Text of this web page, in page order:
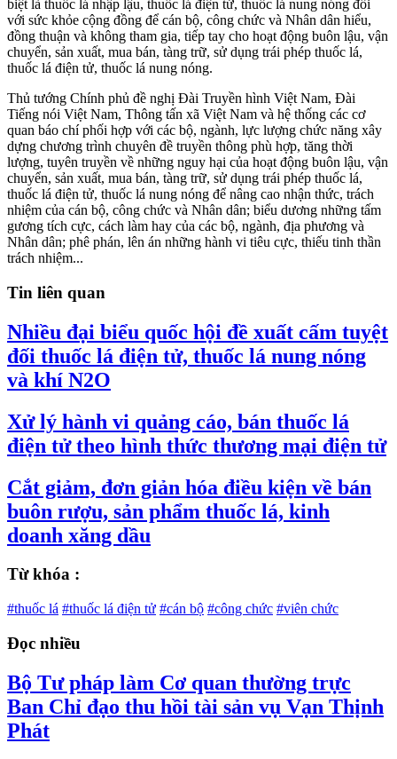
biệt là thuốc lá nhập lậu, thuốc lá điện tử, thuốc lá nung nóng đối
với sức khỏe cộng đồng để cán bộ, công chức và Nhân dân hiểu,
đồng thuận và không tham gia, tiếp tay cho hoạt động buôn lậu, vận
chuyển, sản xuất, mua bán, tàng trữ, sử dụng trái phép thuốc lá,
thuốc lá điện tử, thuốc lá nung nóng.
Thủ tướng Chính phủ đề nghị Đài Truyền hình Việt Nam, Đài
Tiếng nói Việt Nam, Thông tấn xã Việt Nam và hệ thống các cơ
quan báo chí phối hợp với các bộ, ngành, lực lượng chức năng xây
dựng chương trình chuyên đề truyền thông phù hợp, tăng thời
lượng, tuyên truyền về những nguy hại của hoạt động buôn lậu, vận
chuyển, sản xuất, mua bán, tàng trữ, sử dụng trái phép thuốc lá,
thuốc lá điện tử, thuốc lá nung nóng để nâng cao nhận thức, trách
nhiệm của cán bộ, công chức và Nhân dân; biểu dương những tấm
gương tích cực, cách làm hay của các bộ, ngành, địa phương và
Nhân dân; phê phán, lên án những hành vi tiêu cực, thiếu tinh thần
trách nhiệm...
Tin liên quan
Nhiều đại biểu quốc hội đề xuất cấm tuyệt
đối thuốc lá điện tử, thuốc lá nung nóng
và khí N2O
Xử lý hành vi quảng cáo, bán thuốc lá
điện tử theo hình thức thương mại điện tử
Cắt giảm, đơn giản hóa điều kiện về bán
buôn rượu, sản phẩm thuốc lá, kinh
doanh xăng dầu
Từ khóa :
#thuốc lá #thuốc lá điện tử #cán bộ #công chức #viên chức
Đọc nhiều
Bộ Tư pháp làm Cơ quan thường trực
Ban Chỉ đạo thu hồi tài sản vụ Vạn Thịnh
Phát